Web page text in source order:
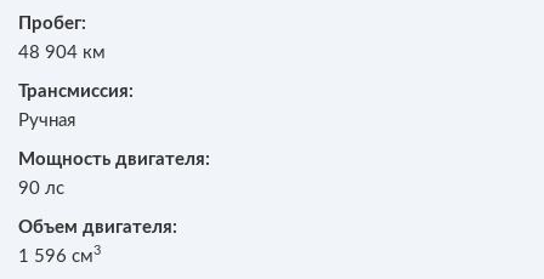
Пробег:
48 904 км
Трансмиссия:
Ручная
Мощность двигателя:
90 лс
Объем двигателя:
1 596 см3